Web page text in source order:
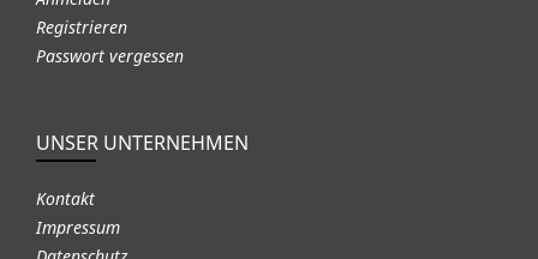
Registrieren
Passwort vergessen
UNSER UNTERNEHMEN
Kontakt
Impressum